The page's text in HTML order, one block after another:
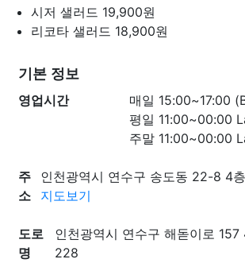
시저 샐러드 19,900원
리코타 샐러드 18,900원
기본 정보
영업시간
매일 15:00~17:00
평일 11:00~00:00
주말 11:00~00:00
주
소
인천광역시 연수구 송도동 22-8 4
지도보기
도로
명
인천광역시 연수구 해돋이로 157
228